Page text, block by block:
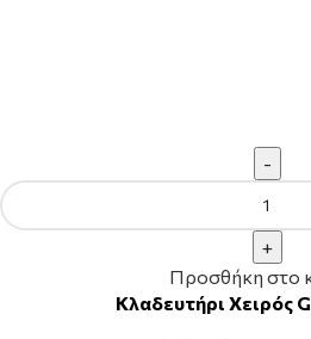
Προσθήκη στο
Κλαδευτήρι Χειρός